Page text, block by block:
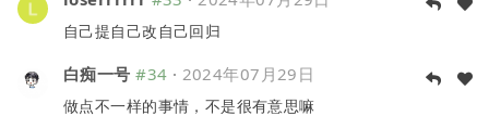
自己提自己改自己回归
白痴一号 #34 · 2024年07月29日
做点不一样的事情，不是很有意思嘛